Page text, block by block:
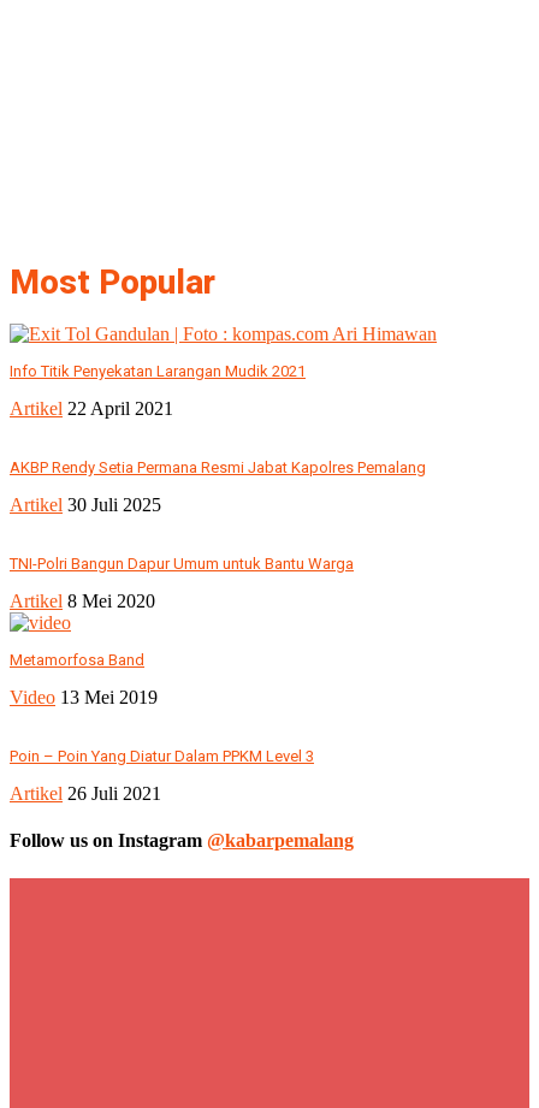
Most Popular
Info Titik Penyekatan Larangan Mudik 2021
Artikel 22 April 2021
AKBP Rendy Setia Permana Resmi Jabat Kapolres Pemalang
Artikel 30 Juli 2025
TNI-Polri Bangun Dapur Umum untuk Bantu Warga
Artikel 8 Mei 2020
Metamorfosa Band
Video 13 Mei 2019
Poin – Poin Yang Diatur Dalam PPKM Level 3
Artikel 26 Juli 2021
Follow us on Instagram @kabarpemalang